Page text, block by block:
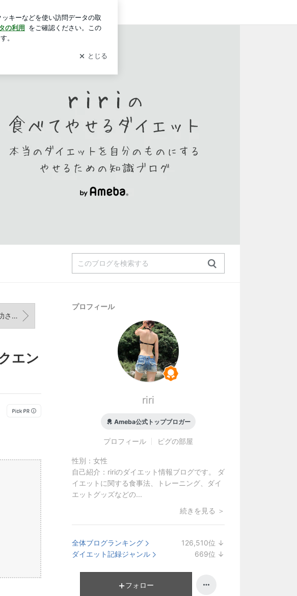
自分のものにするやせるための知識ブログ
ログイン
ダイエットを成功させる目標の作り方
エン
プロフィール
riri
Ameba公式トップブロガー
プロフィール ピグの部屋
性別： 女性
自己紹介： ririのダイエット情報ブログです。 ダ
イエットに関する食事法、トレーニング、ダイ
エットグッズなどの...
続きを見る ＞
全体ブログランキング 126,510位 ↓
ダイエット記録ジャンル 669位 ↓
フォロー